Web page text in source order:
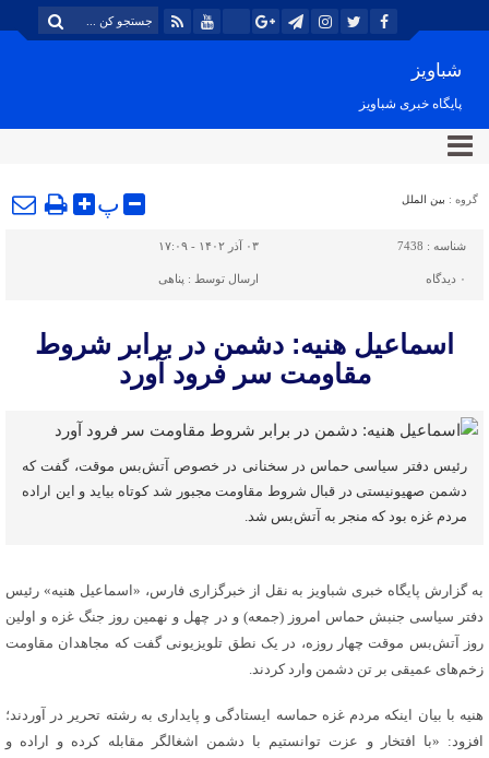
شباویز
پایگاه خبری شباویز
گروه : بین الملل پ
شناسه : 7438 ۰۳ آذر ۱۴۰۲ - ۱۷:۰۹
۰ دیدگاه ارسال توسط : پناهی
اسماعیل هنیه: دشمن در برابر شروط
مقاومت سر فرود آورد
رئیس دفتر سیاسی حماس در سخنانی در خصوص آتش‌بس موقت، گفت که
دشمن صهیونیستی در قبال شروط مقاومت مجبور شد کوتاه بیاید و این اراده
مردم غزه بود که منجر به آتش‌بس شد.
به گزارش پایگاه خبری شباویز به نقل از خبرگزاری فارس، «اسماعیل هنیه» رئیس
دفتر سیاسی جنبش حماس امروز (جمعه) و در چهل و نهمین روز جنگ غزه و اولین
روز آتش‌بس موقت چهار روزه، در یک نطق تلویزیونی گفت که مجاهدان مقاومت
زخم‌های عمیقی بر تن دشمن وارد کردند.
هنیه با بیان اینکه مردم غزه حماسه ایستادگی و پایداری به رشته تحریر در آوردند؛
افزود: «با افتخار و عزت توانستیم با دشمن اشغالگر مقابله کرده و اراده و